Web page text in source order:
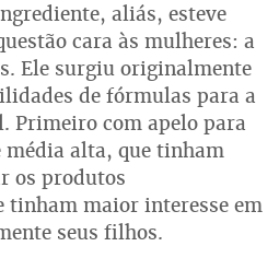
aliás, esteve
cara às mulheres: a
Ele surgiu originalmente
de fórmulas para a
Primeiro com apelo para
média alta, que tinham
os produtos
tinham maior interesse em
seus filhos.